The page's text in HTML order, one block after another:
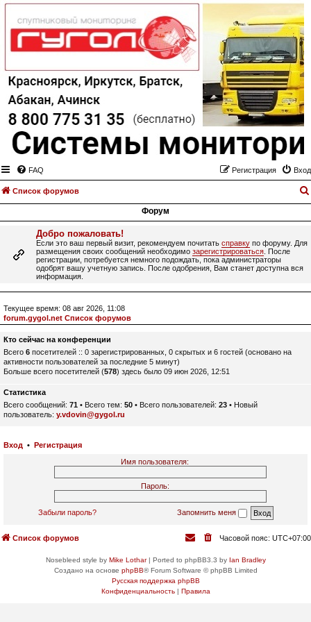
FAQ Вход
Регистрация
Список форумов
Форум
Добро пожаловать!
Если это ваш первый визит, рекомендуем почитать справку по форуму. Для
размещения своих сообщений необходимо зарегистрироваться . После
регистрации, потребуется немного подождать, пока администраторы
одобрят вашу учетную запись. После одобрения, Вам станет доступна вся
информация.
Текущее время: 08 авг 2026, 11:08
forum.gygol.net Список форумов
Кто сейчас на конференции
Всего 6 посетителей :: 0 зарегистрированных, 0 скрытых и 6 гостей (основано на
активности пользователей за последние 5 минут)
Больше всего посетителей (578) здесь было 09 июн 2026, 12:51
Статистика
Всего сообщений: 71 • Всего тем: 50 • Всего пользователей: 23 • Новый
пользователь: y.vdovin@gygol.ru
Вход • Регистрация
Имя пользователя:
Пароль:
Забыли пароль? Запомнить меня
Список форумов Часовой пояс: UTC+07:00
Nosebleed style by Mike Lothar| Ported to phpBB3.3 by Ian Bradley
Создано на основе phpBB® Forum Software © phpBB Limited
Русская поддержка phpBB
Конфиденциальность| Правила